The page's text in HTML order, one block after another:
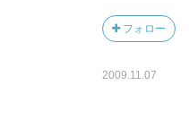
学と都市空間論の統合、
バナンス、スモール・ビ
の関心領域でもある、創
て再生させるための方法
フォロー
2009.11.07